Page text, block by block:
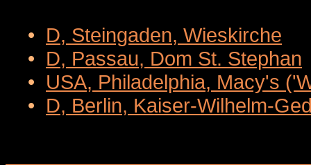
• D, Steingaden, Wieskirche
• D, Passau, Dom St. Stephan
• USA, Philadelphia, Macy's
• D, Berlin, Kaiser-Wilhelm-